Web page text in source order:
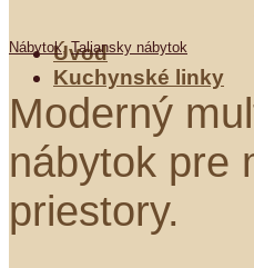
Úvod
Kuchynské linky
Nábytok,Taliansky nábytok
Moderný
nábytok pre
priestory.